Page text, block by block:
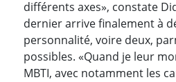
différents axes», constate
dernier arrive finalement à
personnalité, voire deux,
possibles. «Quand je leur
MBTI, avec notamment les